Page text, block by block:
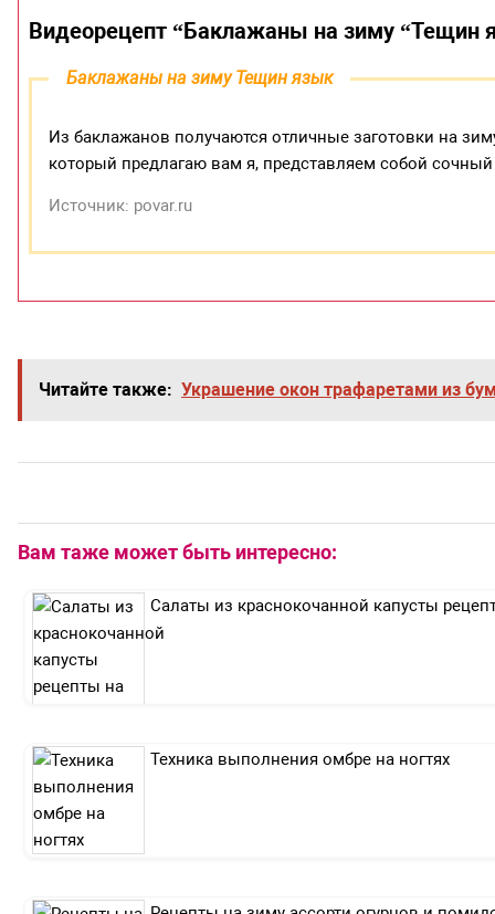
Видеорецепт “Баклажаны на зиму “Тещин
Баклажаны на зиму Тещин язык
Из баклажанов получаются отличные заготовки на
который предлагаю вам я, представляем собой
Источник: povar.ru
Читайте также: Украшение окон трафаретами из
Вам таже может быть интересно:
Салаты из краснокочанной капусты
Техника выполнения омбре на ногтях